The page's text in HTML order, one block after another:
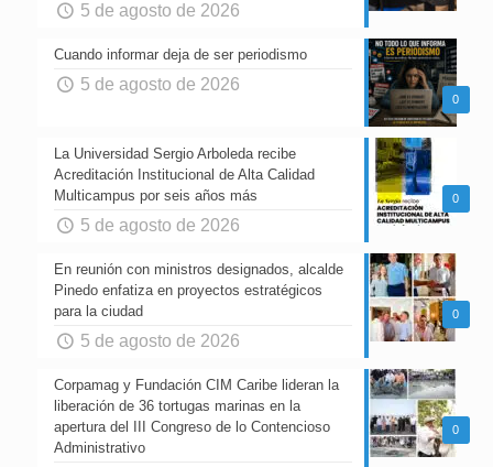
5 de agosto de 2026
0
Cuando informar deja de ser periodismo
5 de agosto de 2026
0
La Universidad Sergio Arboleda recibe
Acreditación Institucional de Alta Calidad
Multicampus por seis años más
5 de agosto de 2026
0
En reunión con ministros designados, alcalde
Pinedo enfatiza en proyectos estratégicos
para la ciudad
5 de agosto de 2026
0
Corpamag y Fundación CIM Caribe lideran la
liberación de 36 tortugas marinas en la
apertura del III Congreso de lo Contencioso
Administrativo